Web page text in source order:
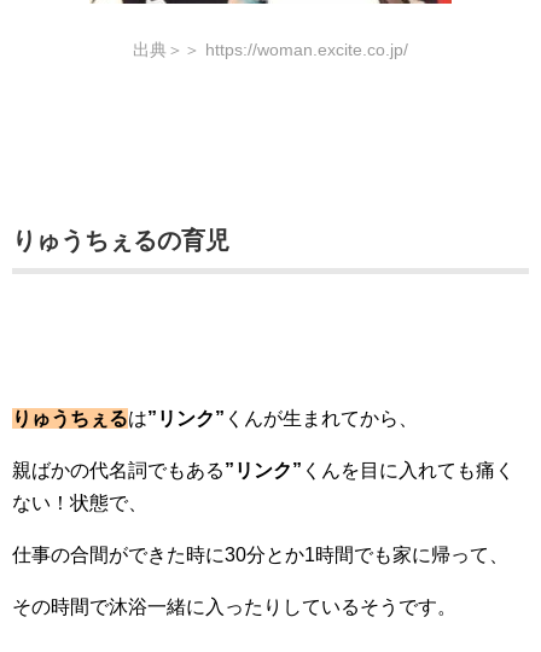
出典＞＞ https://woman.excite.co.jp/
りゅうちぇるの育児
りゅうちぇるは”リンク” くんが生まれてから、
親ばかの代名詞でもある”リンク” くんを目に入れても痛く
ない！状態で、
仕事の合間ができた時に30分とか1時間でも家に帰って、
その時間で沐浴一緒に入ったりしているそうです。